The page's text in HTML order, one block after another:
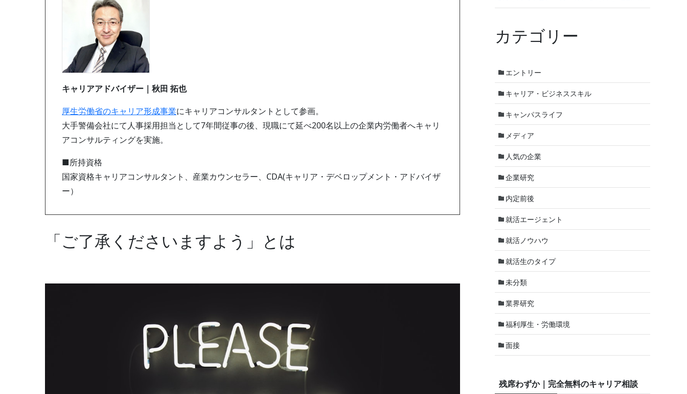
キャリアアドバイザー｜秋田 拓也
厚生労働省のキャリア形成事業にキャリアコンサルタントとして参画。
大手警備会社にて人事採用担当として7年間従事の後、現職にて延べ200名以上の企業内労働者へキャリ
アコンサルティングを実施。
■所持資格
国家資格キャリアコンサルタント、産業カウンセラー、CDA(キャリア・デベロップメント・アドバイザ
ー）
「ご了承くださいますよう」とは
カテゴリー
エントリー
キャリア・ビジネススキル
キャンパスライフ
メディア
人気の企業
企業研究
内定前後
就活エージェント
就活ノウハウ
就活生のタイプ
未分類
業界研究
福利厚生・労働環境
面接
残席わずか｜完全無料のキャリア相談